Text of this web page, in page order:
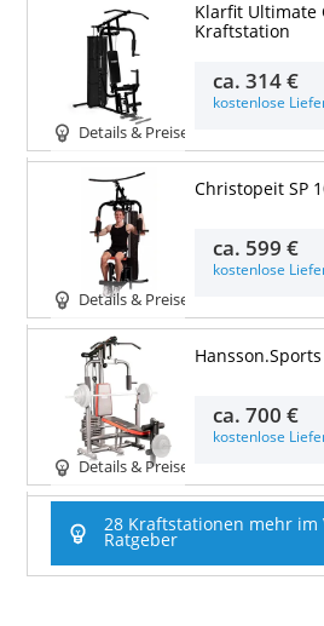
Details & Preise
Klarfit Ultimate
Kraftstation
ca.314 €
kostenlose
Details & Preise
Christopeit SP
ca. 599 €
kostenlose
Details & Preise
ca.700 €
kostenlose
28 Kraftstationen mehr im
Ratgeber